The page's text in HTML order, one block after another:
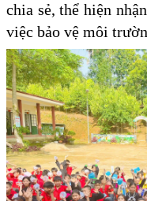
chia sẻ, thể hiện
việc bảo vệ môi